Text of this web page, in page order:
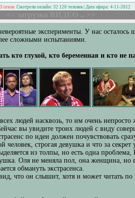
сезон Смотрели онлайн: 32 120 человек | Дата эфира: 4-11-2012
эксперименты. У нас
сложными испытаниями.
кто глухой, кто беременная и кто не
людей насквозь, то им очень
вы увидите троих людей с виду
по идеи должен почувствовать
строгая девушка и что за секрет
из толпы, но есть одна
Оля не меняла пол, она женщина,
обмануть экстрасенса.
что он слышит, хотя и может читать по